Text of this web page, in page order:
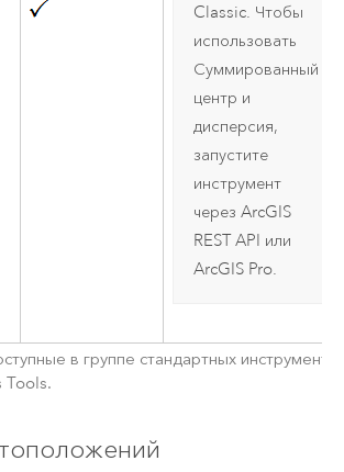
Classic. Чтобы
использовать
Суммированный
центр и
дисперсия,
запустите
инструмент
через ArcGIS
REST API или
ArcGIS Pro.
в группе стандартных
Tools.